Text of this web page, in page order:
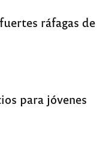
ráfagas de
para jóvenes